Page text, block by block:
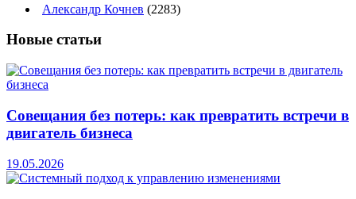
Александр Кочнев (2283)
Новые статьи
Совещания без потерь: как превратить встречи в
двигатель бизнеса
19.05.2026